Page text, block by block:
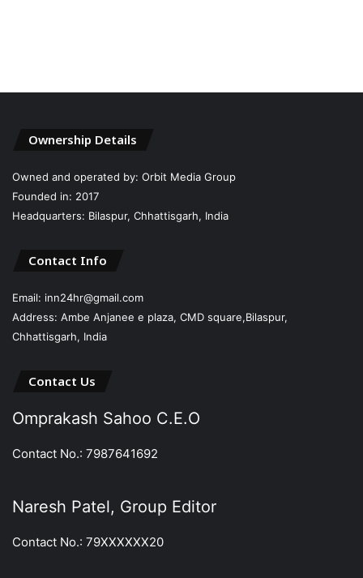
Ownership Details
Owned and operated by: Orbit Media Group
Founded in: 2017
Headquarters: Bilaspur, Chhattisgarh, India
Contact Info
Email: inn24hr@gmail.com
Address: Ambe Anjanee e plaza, CMD square,Bilaspur,
Chhattisgarh, India
Contact Us
Omprakash Sahoo C.E.O
Contact No.: 7987641692
Naresh Patel, Group Editor
Contact No.: 79XXXXXX20